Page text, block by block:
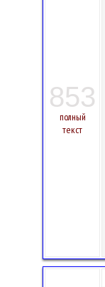
853
полный
текст